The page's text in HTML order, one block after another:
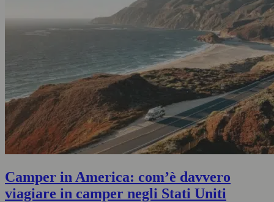
Camper in America: com’è davvero
viagiare in camper negli Stati Uniti